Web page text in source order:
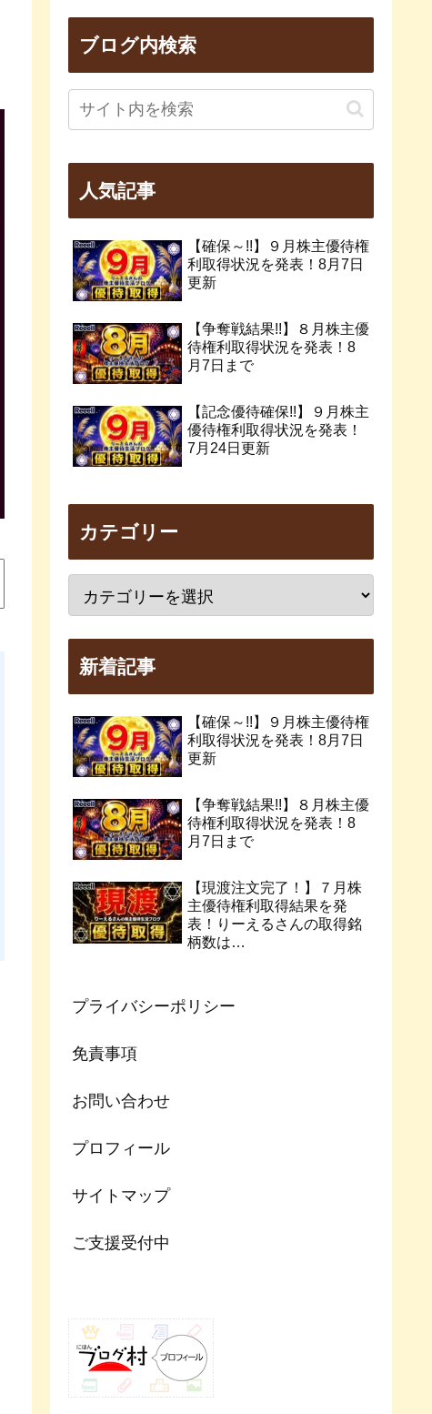
ブログ内検索
人気記事
【確保～!!】９月株主優待権
利取得状況を発表！8月7日
更新
【争奪戦結果!!】８月株主優
待権利取得状況を発表！8
月7日まで
【記念優待確保!!】９月株主
優待権利取得状況を発表！
7月24日更新
カテゴリー
新着記事
【確保～!!】９月株主優待権
利取得状況を発表！8月7日
更新
【争奪戦結果!!】８月株主優
待権利取得状況を発表！8
月7日まで
【現渡注文完了！】７月株
主優待権利取得結果を発
表！りーえるさんの取得銘
柄数は…
プライバシーポリシー
免責事項
お問い合わせ
プロフィール
サイトマップ
ご支援受付中